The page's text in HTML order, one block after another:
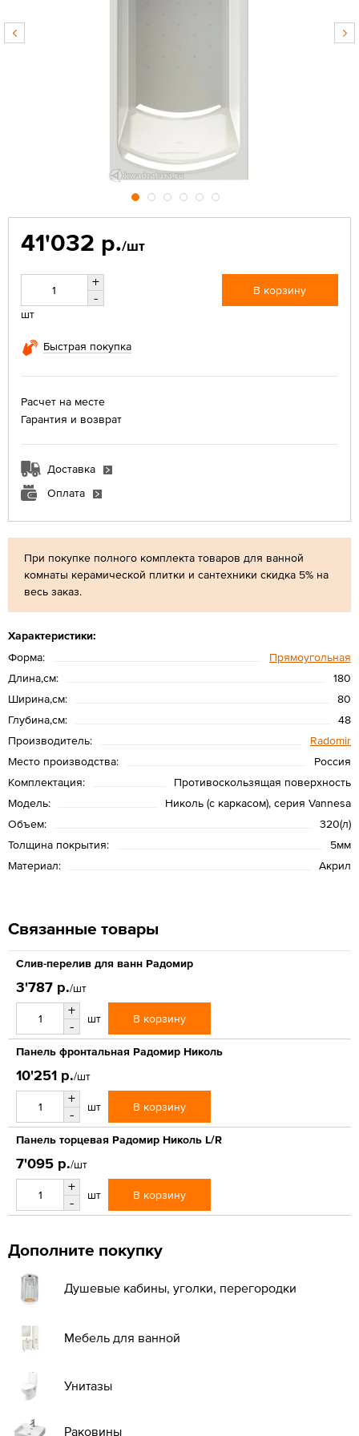
При покупке полного комплекта товаров для ванной
комнаты керамической плитки и сантехники скидка 5% на
весь заказ.
Характеристики:
Форма:
Прямоугольная
Длина,см:
180
Ширина,см:
80
Глубина,см:
48
Производитель:
Radomir
Место производства:
Россия
Комплектация:
Противоскользящая поверхность
Модель:
Николь (с каркасом), серия Vannesa
Объем:
320(л)
Толщина покрытия:
5мм
Материал:
Акрил
41'032 р./шт
+
-
шт
В корзину
Быстрая покупка
Расчет на месте
Гарантия и возврат
Доставка
Оплата
Связанные товары
Слив-перелив для ванн Радомир
3'787 р./шт
+
-
шт В корзину
Панель фронтальная Радомир Николь
10'251 р./шт
+
-
шт В корзину
Панель торцевая Радомир Николь L/R
7'095 р./шт
+
-
шт В корзину
Дополните покупку
Душевые кабины, уголки, перегородки
Мебель для ванной
Унитазы
Раковины